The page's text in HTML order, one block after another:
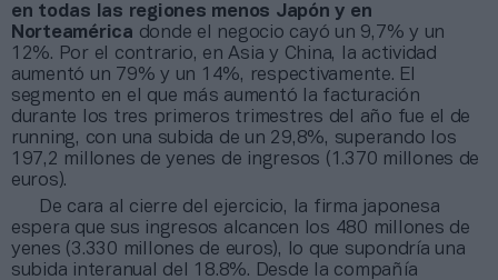
en todas las regiones menos Japón y en
Norteamérica donde el negocio cayó un 9,7% y un
12%. Por el contrario, en Asia y China, la actividad
aumentó un 79% y un 14%, respectivamente. El
segmento en el que más aumentó la facturación
durante los tres primeros trimestres del año fue el de
running, con una subida de un 29,8%, superando los
197,2 millones de yenes de ingresos (1.370 millones de
euros).
De cara al cierre del ejercicio, la firma japonesa
espera que sus ingresos alcancen los 480 millones de
yenes (3.330 millones de euros), lo que supondría una
subida interanual del 18.8%. Desde la compañía